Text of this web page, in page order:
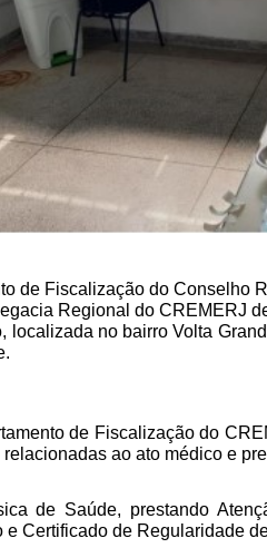
de Fiscalização do
Regional do CREMERJ
localizada no bairro Volta
de Fiscalização do
ao ato médico e
de Saúde, prestando
Certificado de Regularidade